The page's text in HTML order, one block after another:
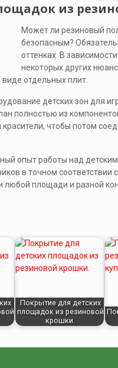
из
Может ли резиновый
безопасным?
оттенках. В
некоторых других
отдельных плит.
детских зон для
полностью из
чтобы потом
опыт работы над
в точном соответствии
любой площади и разной
Покрытие для детских
площадок из резиновой
крошки.